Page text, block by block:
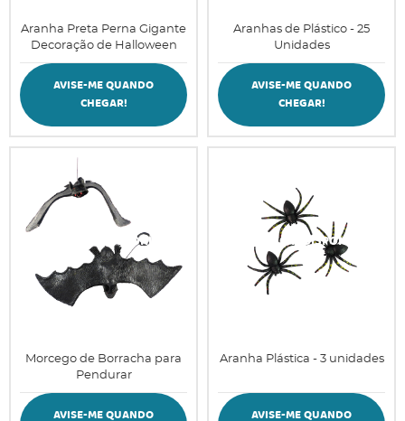
Aranha Preta Perna Gigante
Decoração de Halloween
AVISE-ME QUANDO
CHEGAR!
Aranhas de Plástico - 25
Unidades
AVISE-ME QUANDO
CHEGAR!
Morcego de Borracha para
Pendurar
AVISE-ME QUANDO
Aranha Plástica - 3 unidades
AVISE-ME QUANDO